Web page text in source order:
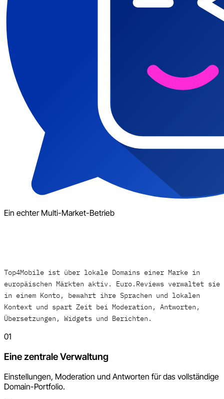
Ein echter Multi-Market-Betrieb
Top4Mobile ist über lokale Domains einer Marke in
europäischen Märkten aktiv. Euro.Reviews verwaltet sie
in einem Konto, bewahrt ihre Sprachen und lokalen
Kontext und spart Zeit bei Moderation, Antworten,
Übersetzungen, Widgets und Berichten.
01
Eine zentrale Verwaltung
Einstellungen, Moderation und Antworten für das vollständige
Domain-Portfolio.